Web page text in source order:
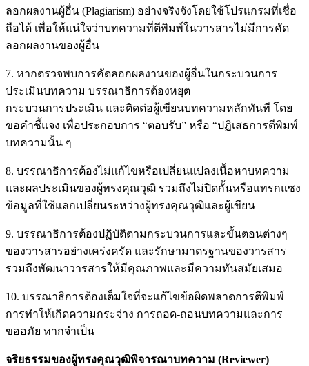
ลอกผลงานผู้อื่น (Plagiarism) อย่างจริงจังโดยใช้โปรแกรมที่เชื่อ
ถือได้ เพื่อให้แน่ใจว่าบทความที่ตีพิมพ์ในวารสารไม่มีการคัด
ลอกผลงานของผู้อื่น
7. หากตรวจพบการคัดลอกผลงานของผู้อื่นในกระบวนการ
ประเมินบทความ บรรณาธิการต้องหยุต
กระบวนการประเมิน และติดต่อผู้เขียนบทความหลักทันที โดย
ขอคําชี้แจง เพื่อประกอบการ “ตอบรับ” หรือ “ปฏิเสธการตีพิมพ์
บทความนั้น ๆ
8. บรรณาธิการต้องไม่แก้ไขหรือเปลี่ยนแปลงเนื้อหาบทความ
และผลประเมินของผู้ทรงคุณวุฒิ รวมถึงไม่ปิดกั้นหรือแทรกแซง
ข้อมูลที่ใช้แลกเปลี่ยนระหว่างผู้ทรงคุณวุฒิและผู้เขียน
9. บรรณาธิการต้องปฏิบัติตามกระบวนการและขั้นตอนต่างๆ
ของวารสารอย่างเคร่งครัด และรักษามาตรฐานของวารสาร
รวมถึงพัฒนาวารสารให้มีคุณภาพและมีความทันสมัยเสมอ
10. บรรณาธิการต้องเต็มใจที่จะแก้ไขข้อผิดพลาดการตีพิมพ์
การทำให้เกิดความกระจ่าง การถอด-ถอนบทความและการ
ขออภัย หากจําเป็น
จริยธรรมของผู้ทรงคุณวุฒิพิจารณาบทความ (Reviewer)